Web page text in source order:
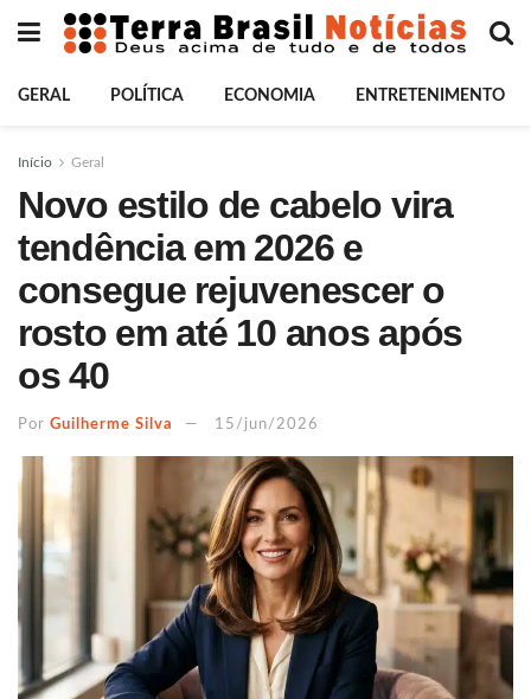
GERAL POLÍTICA ECONOMIA ENTRETENIMENTO
Início Geral
Novo estilo de cabelo vira
tendência em 2026 e
consegue rejuvenescer o
rosto em até 10 anos após
os 40
Por Guilherme Silva 15/jun/2026